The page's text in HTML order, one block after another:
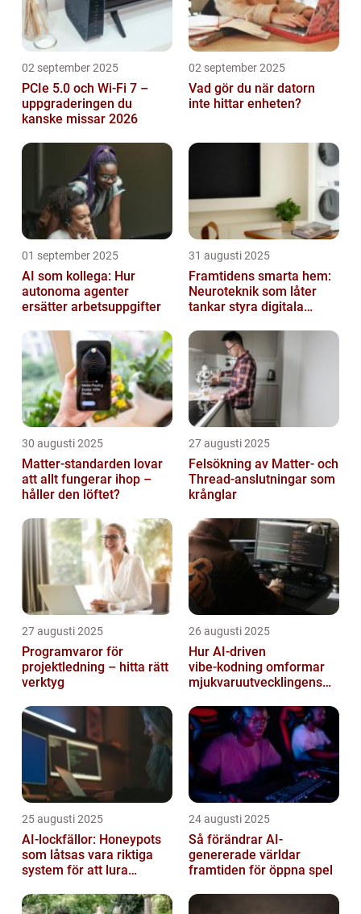
02 september 2025
PCIe 5.0 och Wi-Fi 7 –
uppgraderingen du
kanske missar 2026
02 september 2025
Vad gör du när datorn
inte hittar enheten?
01 september 2025
AI som kollega: Hur
autonoma agenter
ersätter arbetsuppgifter
31 augusti 2025
Framtidens smarta hem:
Neuroteknik som låter
tankar styra digitala
30 augusti 2025
Matter-standarden lovar
att allt fungerar ihop –
håller den löftet?
27 augusti 2025
Felsökning av Matter‑ och
Thread‑anslutningar som
krånglar
27 augusti 2025
Programvaror för
projektledning – hitta rätt
verktyg
26 augusti 2025
Hur AI‑driven
vibe‑kodning omformar
mjukvaruutvecklingens
25 augusti 2025
AI-lockfällor: Honeypots
som låtsas vara riktiga
system för att lura
24 augusti 2025
Så förändrar AI-
genererade världar
framtiden för öppna spel